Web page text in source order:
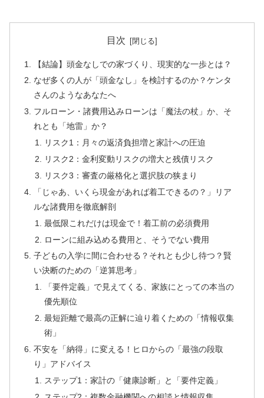
目次
【結論】頭金なしでの家づくり、現実的な一歩とは？
なぜ多くの人が「頭金なし」を検討するのか？ケンタ
さんのようなあなたへ
フルローン・諸費用込みローンは「魔法の杖」か、そ
れとも「地雷」か？
リスク1：月々の返済負担増と家計への圧迫
リスク2：金利変動リスクの増大と残債リスク
リスク3：審査の厳格化と選択肢の狭まり
「じゃあ、いくら現金があれば着工できるの？」リア
ルな諸費用を徹底解剖
最低限これだけは現金で！着工前の必須費用
ローンに組み込める費用と、そうでない費用
子どもの入学に間に合わせる？それとも少し待つ？賢
い決断のための「逆算思考」
「要件定義」で見えてくる、家族にとっての本当の
優先順位
最短距離で最高の正解に辿り着くための「情報収集
術」
不安を「納得」に変える！ヒロからの「最強の段取
り」アドバイス
ステップ1：家計の「健康診断」と「要件定義」